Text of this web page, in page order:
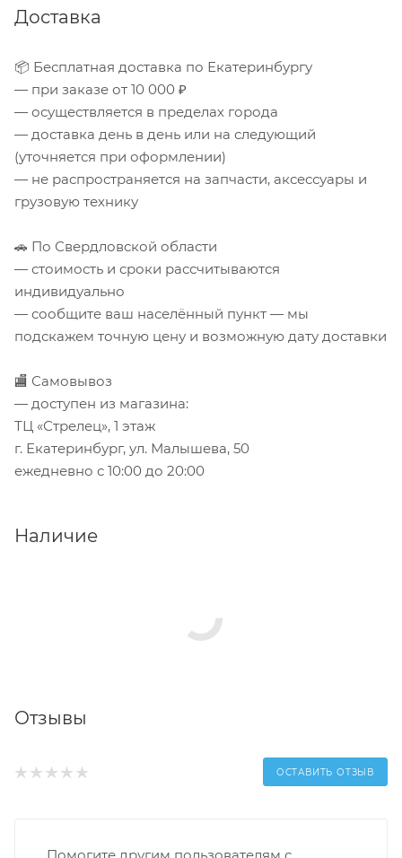
Доставка
📦 Бесплатная доставка по Екатеринбургу
— при заказе от 10 000 ₽
— осуществляется в пределах города
— доставка день в день или на следующий
(уточняется при оформлении)
— не распространяется на запчасти, аксессуары и
грузовую технику
🚗 По Свердловской области
— стоимость и сроки рассчитываются
индивидуально
— сообщите ваш населённый пункт — мы
подскажем точную цену и возможную дату доставки
🏬 Самовывоз
— доступен из магазина:
ТЦ «Стрелец», 1 этаж
г. Екатеринбург, ул. Малышева, 50
ежедневно с 10:00 до 20:00
Наличие
Отзывы
ОСТАВИТЬ ОТЗЫВ